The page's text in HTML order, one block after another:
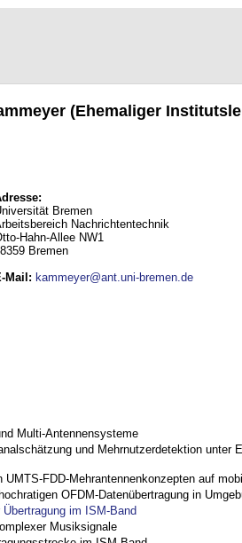
(Ehemaliger
Bremen
Nachrichtentechnik
Hahn-Allee NW1
Bremen
Mail : kammeyer@ant.uni-bremen.de
Multi-Antennensysteme
und Mehrnutzerdetektion unter
FDD-Mehrantennenkonzepten auf
OFDM-Datenübertragung in
im ISM-Band
Musiksignale